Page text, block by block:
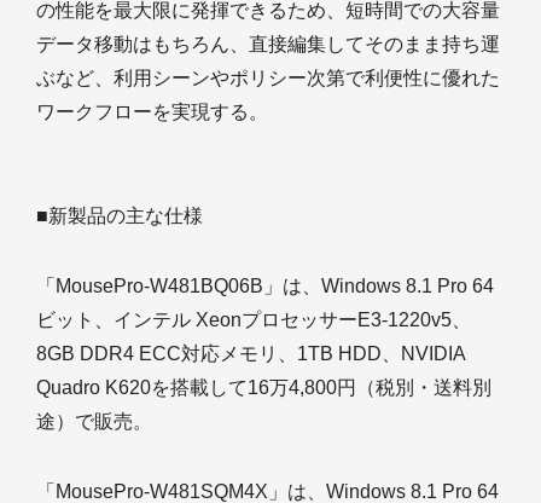
の性能を最大限に発揮できるため、短時間での大容量
データ移動はもちろん、直接編集してそのまま持ち運
ぶなど、利用シーンやポリシー次第で利便性に優れた
ワークフローを実現する。
■新製品の主な仕様
「MousePro-W481BQ06B」は、Windows 8.1 Pro 64
ビット、インテル XeonプロセッサーE3-1220v5、
8GB DDR4 ECC対応メモリ、1TB HDD、NVIDIA
Quadro K620を搭載して16万4,800円（税別・送料別
途）で販売。
「MousePro-W481SQM4X」は、Windows 8.1 Pro 64